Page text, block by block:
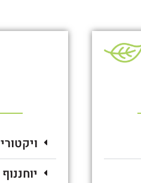
ויקטורי
יוחננוף